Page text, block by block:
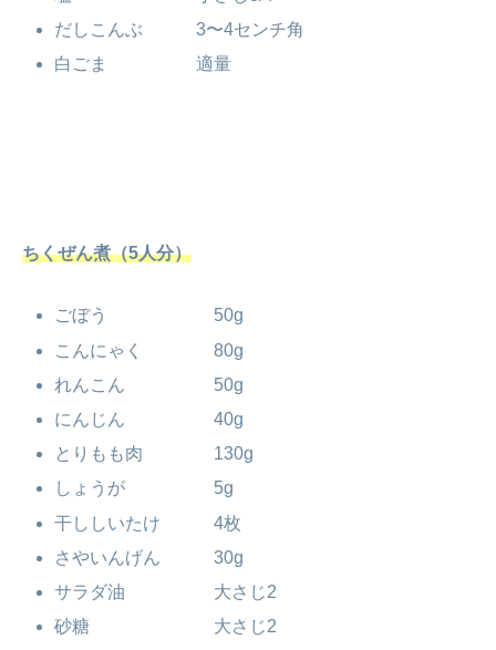
だしこんぶ 3〜4センチ角
白ごま 適量
ちくぜん煮（5人分）
ごぼう 50g
こんにゃく 80g
れんこん 50g
にんじん 40g
とりもも肉 130g
しょうが 5g
干ししいたけ 4枚
さやいんげん 30g
サラダ油 大さじ2
砂糖 大さじ2